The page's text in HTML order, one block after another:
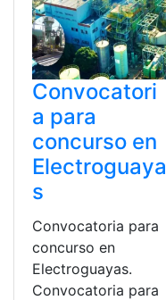
Convocatori
a para
concurso en
Electroguaya
s
Convocatoria para
concurso en
Electroguayas.
Convocatoria para